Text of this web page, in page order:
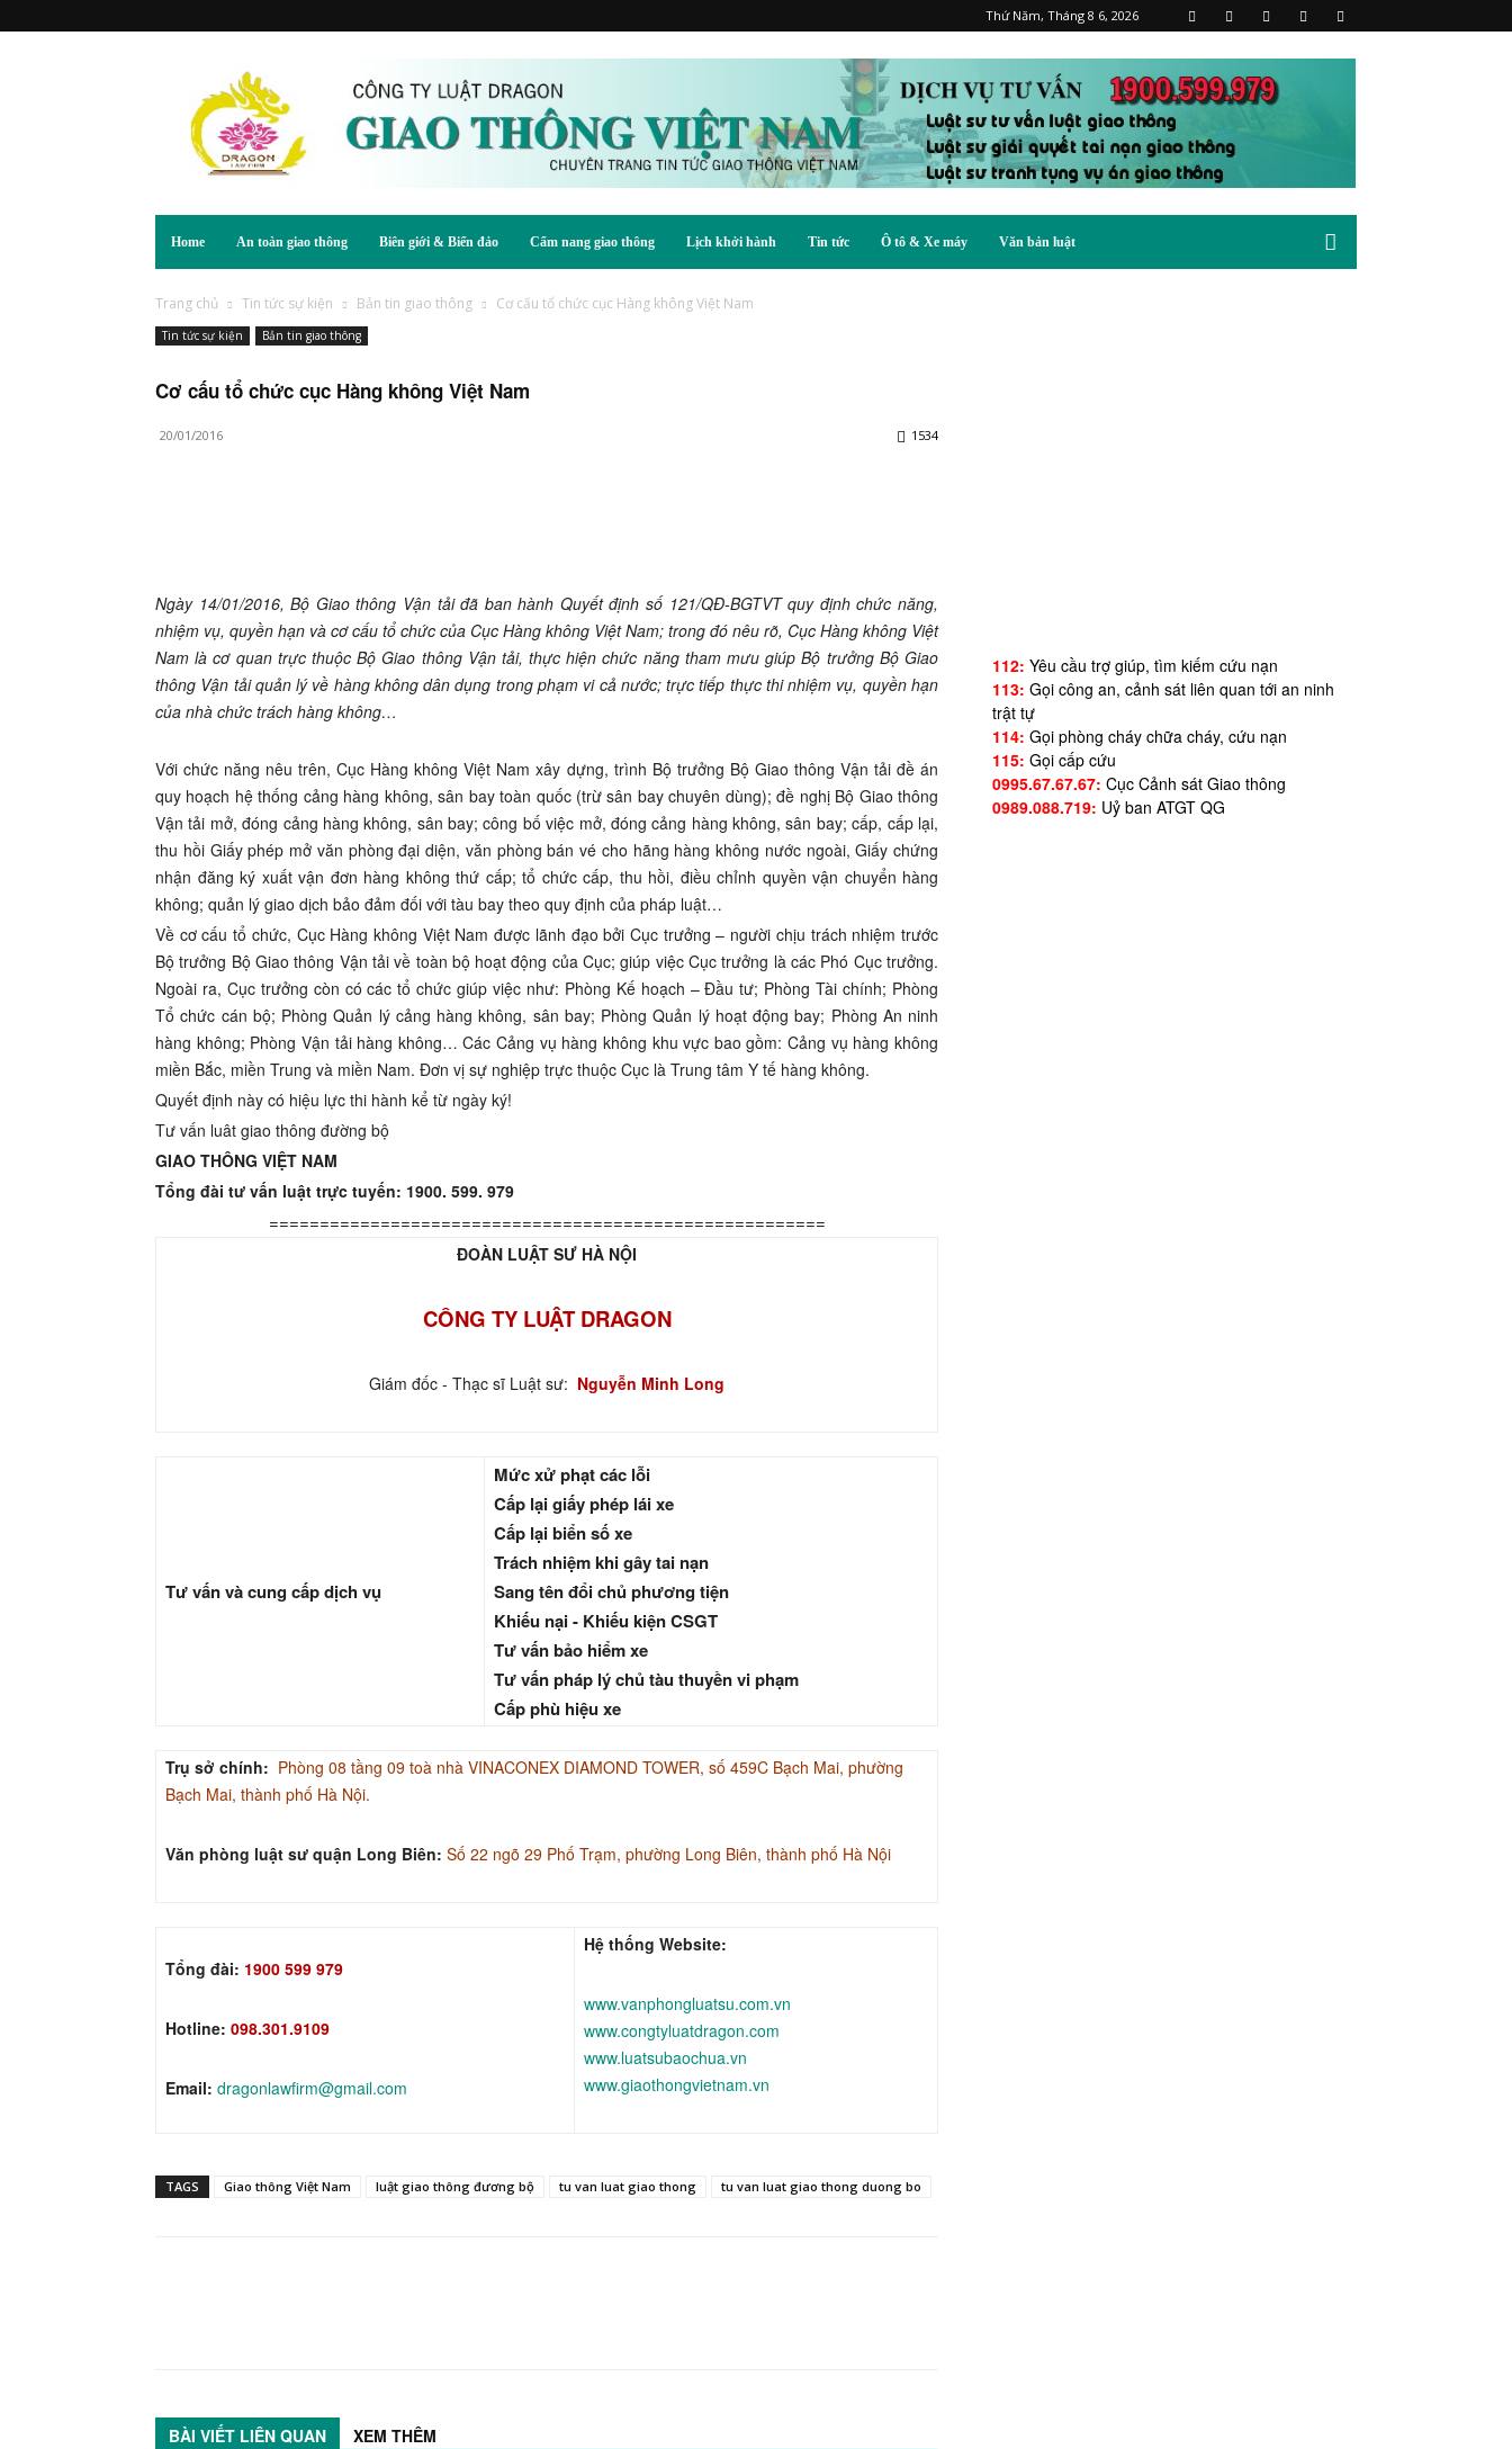
Thứ Năm, Tháng 8 6, 2026
Home An toàn giao thông Biên giới & Biển đảo Cẩm nang giao thông Lịch khởi hành Tin tức Ô tô & Xe máy Văn bản luật
Trang chủ Tin tức sự kiện Bản tin giao thông Cơ cấu tổ chức cục Hàng không Việt Nam
Tin tức sự kiện Bản tin giao thông
Cơ cấu tổ chức cục Hàng không Việt Nam
20/01/2016 1534
Ngày 14/01/2016, Bộ Giao thông Vận tải đã ban hành Quyết định số 121/QĐ-BGTVT quy định chức năng,
nhiệm vụ, quyền hạn và cơ cấu tổ chức của Cục Hàng không Việt Nam; trong đó nêu rõ, Cục Hàng không Việt
Nam là cơ quan trực thuộc Bộ Giao thông Vận tải, thực hiện chức năng tham mưu giúp Bộ trưởng Bộ Giao
thông Vận tải quản lý về hàng không dân dụng trong phạm vi cả nước; trực tiếp thực thi nhiệm vụ, quyền hạn
của nhà chức trách hàng không…
Với chức năng nêu trên, Cục Hàng không Việt Nam xây dựng, trình Bộ trưởng Bộ Giao thông Vận tải đề án
quy hoạch hệ thống cảng hàng không, sân bay toàn quốc (trừ sân bay chuyên dùng); đề nghị Bộ Giao thông
Vận tải mở, đóng cảng hàng không, sân bay; công bố việc mở, đóng cảng hàng không, sân bay; cấp, cấp lại,
thu hồi Giấy phép mở văn phòng đại diện, văn phòng bán vé cho hãng hàng không nước ngoài, Giấy chứng
nhận đăng ký xuất vận đơn hàng không thứ cấp; tổ chức cấp, thu hồi, điều chỉnh quyền vận chuyển hàng
không; quản lý giao dịch bảo đảm đối với tàu bay theo quy định của pháp luật…
Về cơ cấu tổ chức, Cục Hàng không Việt Nam được lãnh đạo bởi Cục trưởng – người chịu trách nhiệm trước
Bộ trưởng Bộ Giao thông Vận tải về toàn bộ hoạt động của Cục; giúp việc Cục trưởng là các Phó Cục trưởng.
Ngoài ra, Cục trưởng còn có các tổ chức giúp việc như: Phòng Kế hoạch – Đầu tư; Phòng Tài chính; Phòng
Tổ chức cán bộ; Phòng Quản lý cảng hàng không, sân bay; Phòng Quản lý hoạt động bay; Phòng An ninh
hàng không; Phòng Vận tải hàng không… Các Cảng vụ hàng không khu vực bao gồm: Cảng vụ hàng không
miền Bắc, miền Trung và miền Nam. Đơn vị sự nghiệp trực thuộc Cục là Trung tâm Y tế hàng không.
Quyết định này có hiệu lực thi hành kể từ ngày ký!
Tư vấn luât giao thông đường bộ
GIAO THÔNG VIỆT NAM
Tổng đài tư vấn luật trực tuyến: 1900. 599. 979
=======================================================
ĐOÀN LUẬT SƯ HÀ NỘI
CÔNG TY LUẬT DRAGON
Giám đốc - Thạc sĩ Luật sư: Nguyễn Minh Long
Tư vấn và cung cấp dịch vụ
Mức xử phạt các lỗi
Cấp lại giấy phép lái xe
Cấp lại biển số xe
Trách nhiệm khi gây tai nạn
Sang tên đổi chủ phương tiện
Khiếu nại - Khiếu kiện CSGT
Tư vấn bảo hiểm xe
Tư vấn pháp lý chủ tàu thuyền vi phạm
Cấp phù hiệu xe
Trụ sở chính: Phòng 08 tầng 09 toà nhà VINACONEX DIAMOND TOWER, số 459C Bạch Mai, phường
Bạch Mai, thành phố Hà Nội.
Văn phòng luật sư quận Long Biên: Số 22 ngõ 29 Phố Trạm, phường Long Biên, thành phố Hà Nội
Tổng đài: 1900 599 979
Hotline: 098.301.9109
Email: dragonlawfirm@gmail.com
Hệ thống Website:
www.vanphongluatsu.com.vn
www.congtyluatdragon.com
www.luatsubaochua.vn
www.giaothongvietnam.vn
TAGS Giao thông Việt Nam luật giao thông đương bộ tu van luat giao thong tu van luat giao thong duong bo
BÀI VIẾT LIÊN QUAN XEM THÊM
112: Yêu cầu trợ giúp, tìm kiếm cứu nạn
113: Gọi công an, cảnh sát liên quan tới an ninh
trật tự
114: Gọi phòng cháy chữa cháy, cứu nạn
115: Gọi cấp cứu
0995.67.67.67: Cục Cảnh sát Giao thông
0989.088.719: Uỷ ban ATGT QG